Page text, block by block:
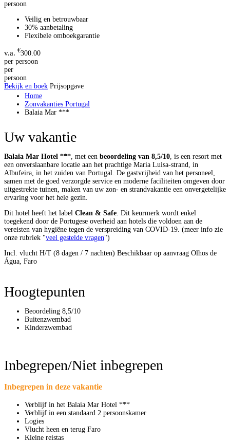
persoon
Veilig en betrouwbaar
30% aanbetaling
Flexibele omboekgarantie
€300.00
per persoon
per
persoon
Bekijk en boek Prijsopgave
Home
Zonvakanties Portugal
Balaia Mar ***
Uw vakantie
Balaia Mar Hotel ***, met een beoordeling van 8,5/10, is een resort met
een onverslaanbare locatie aan het prachtige Maria Luisa-strand, in
Albufeira, in het zuiden van Portugal. De gastvrijheid van het personeel,
samen met de goed verzorgde service en moderne faciliteiten omgeven door
uitgestrekte tuinen, maken van uw zon- en strandvakantie een onvergetelijke
ervaring voor het hele gezin.
Dit hotel heeft het label Clean & Safe. Dit keurmerk wordt enkel
toegekend door de Portugese overheid aan hotels die voldoen aan de
vereisten van hygiëne tegen de verspreiding van COVID-19. (meer info zie
onze rubriek "veel gestelde vragen")
Incl. vlucht H/T (8 dagen / 7 nachten) Beschikbaar op aanvraag Olhos de
Água, Faro
Hoogtepunten
Beoordeling 8,5/10
Buitenzwembad
Kinderzwembad
Inbegrepen/Niet inbegrepen
Inbegrepen in deze vakantie
Verblijf in het Balaia Mar Hotel ***
Verblijf in een standaard 2 persoonskamer
Logies
Vlucht heen en terug Faro
Kleine reistas